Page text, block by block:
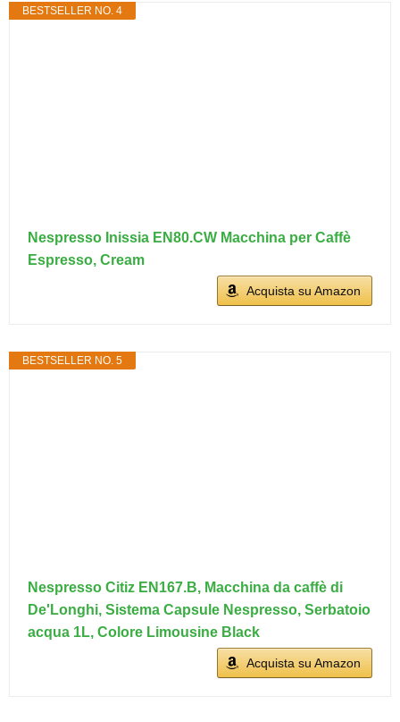
BESTSELLER NO. 4
Nespresso Inissia EN80.CW Macchina per Caffè
Espresso, Cream
Acquista su Amazon
BESTSELLER NO. 5
Nespresso Citiz EN167.B, Macchina da caffè di
De'Longhi, Sistema Capsule Nespresso, Serbatoio
acqua 1L, Colore Limousine Black
Acquista su Amazon